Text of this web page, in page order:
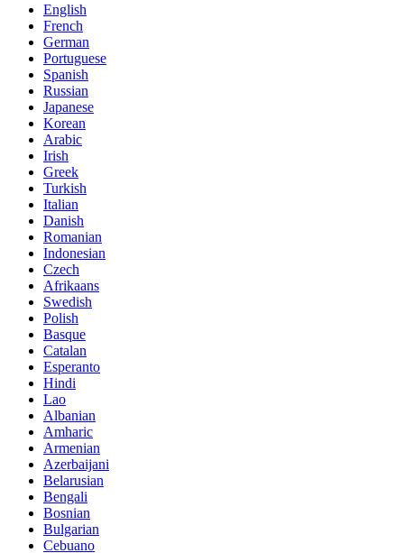
English
French
German
Portuguese
Spanish
Russian
Japanese
Korean
Arabic
Irish
Greek
Turkish
Italian
Danish
Romanian
Indonesian
Czech
Afrikaans
Swedish
Polish
Basque
Catalan
Esperanto
Hindi
Lao
Albanian
Amharic
Armenian
Azerbaijani
Belarusian
Bengali
Bosnian
Bulgarian
Cebuano